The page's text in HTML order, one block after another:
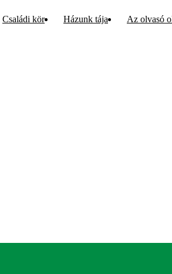
Családi kör Házunk tája Az olvasó